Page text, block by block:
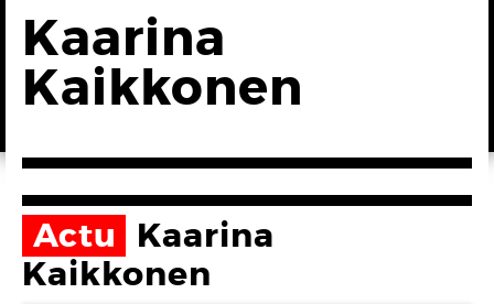
Kaarina
Kaikkonen
Actu
Kaarina
Kaikkonen